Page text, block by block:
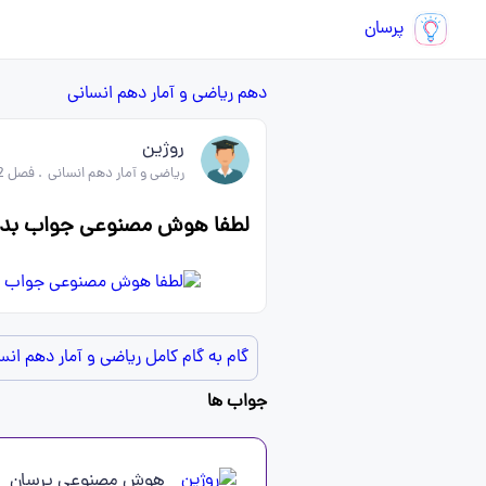
پرسان
دهمریاضی و آمار دهم انسانی
روژین
ریاضی و آمار دهم انسانی . فصل 2 ریاضی و آمار دهم
لطفا هوش مصنوعی جواب
گام به گام کامل ریاضی و آمار دهم
جواب ها